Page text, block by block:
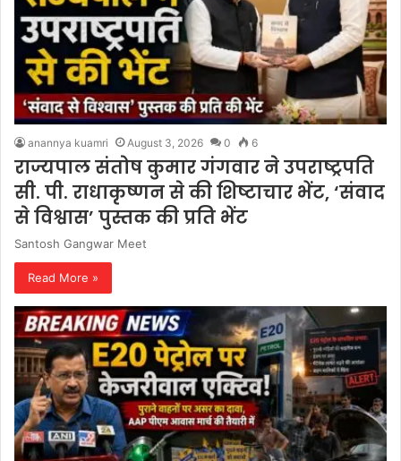
anannya kuamri August 3, 2026 0 6
राज्यपाल संतोष कुमार गंगवार ने उपराष्ट्रपति
सी. पी. राधाकृष्णन से की शिष्टाचार भेंट, ‘संवाद
से विश्वास’ पुस्तक की प्रति भेंट
Santosh Gangwar Meet
Read More »